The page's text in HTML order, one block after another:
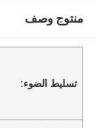
منتوج وصف
تسليط الضوء: